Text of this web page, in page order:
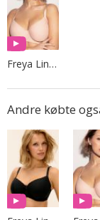
Freya Lingerie
Andre købte